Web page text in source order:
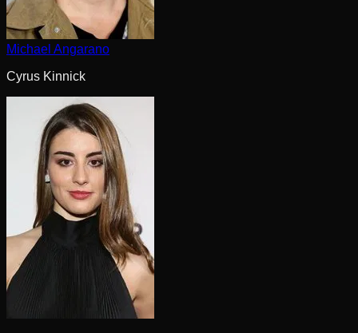
Michael Angarano
Cyrus Kinnick